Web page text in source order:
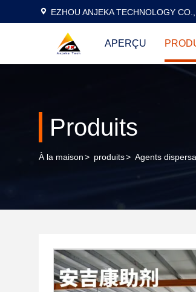
EZHOU ANJEKA TECHNOLOGY
APERÇU
Produits
À la maison> produits> Agents